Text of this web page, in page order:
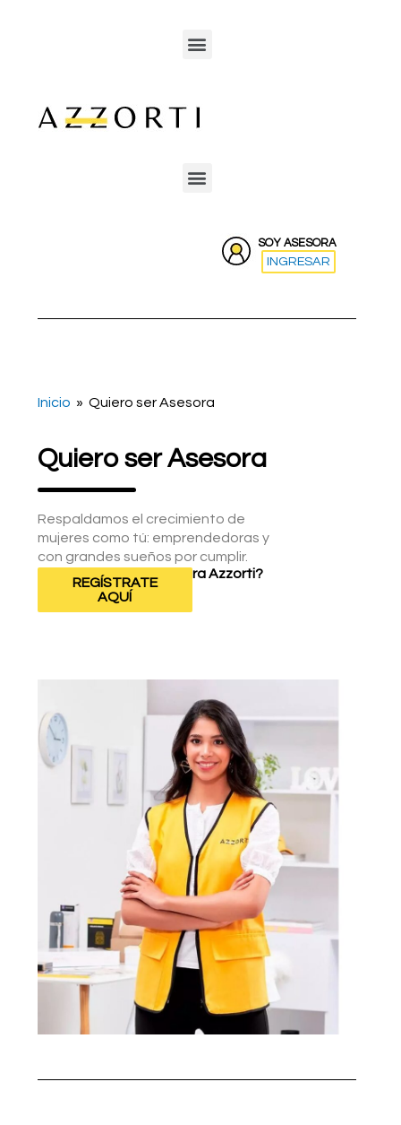
SOY ASESORA
INGRESAR
Inicio » Quiero ser Asesora
Quiero ser Asesora
Respaldamos el crecimiento de
mujeres como tú: emprendedoras y
con grandes sueños por cumplir.
¿Quieres ser una Asesora Azzorti?
REGÍSTRATE
AQUÍ